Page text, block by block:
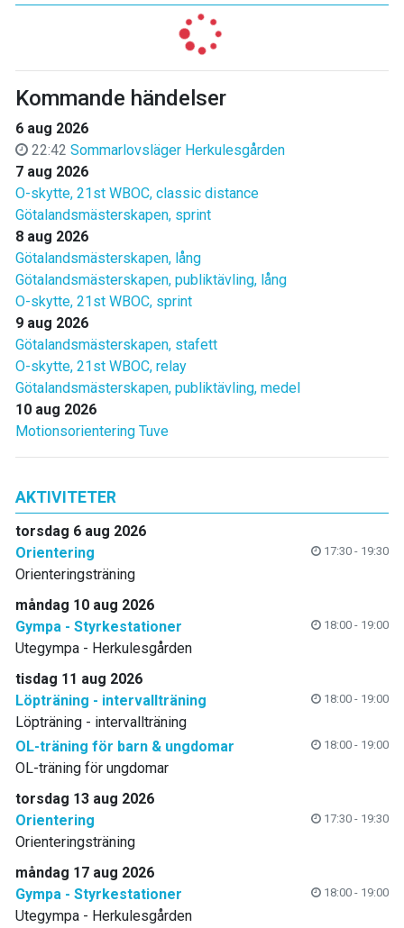
Kommande händelser
6 aug 2026
22:42 Sommarlovsläger Herkulesgården
7 aug 2026
O-skytte, 21st WBOC, classic distance
Götalandsmästerskapen, sprint
8 aug 2026
Götalandsmästerskapen, lång
Götalandsmästerskapen, publiktävling, lång
O-skytte, 21st WBOC, sprint
9 aug 2026
Götalandsmästerskapen, stafett
O-skytte, 21st WBOC, relay
Götalandsmästerskapen, publiktävling, medel
10 aug 2026
Motionsorientering Tuve
AKTIVITETER
torsdag 6 aug 2026
Orientering
17:30 - 19:30
Orienteringsträning
måndag 10 aug 2026
Gympa - Styrkestationer
18:00 - 19:00
Utegympa - Herkulesgården
tisdag 11 aug 2026
Löpträning - intervallträning
18:00 - 19:00
Löpträning - intervallträning
OL-träning för barn & ungdomar
18:00 - 19:00
OL-träning för ungdomar
torsdag 13 aug 2026
Orientering
17:30 - 19:30
Orienteringsträning
måndag 17 aug 2026
Gympa - Styrkestationer
18:00 - 19:00
Utegympa - Herkulesgården